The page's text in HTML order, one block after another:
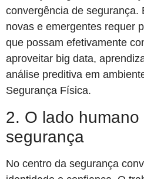
convergência de segurança.
novas e emergentes requer
que possam efetivamente
aproveitar big data,
análise preditiva em
Segurança Física.
2. O lado
segurança
No centro da segurança